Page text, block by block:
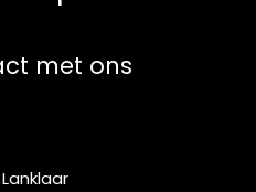
met ons